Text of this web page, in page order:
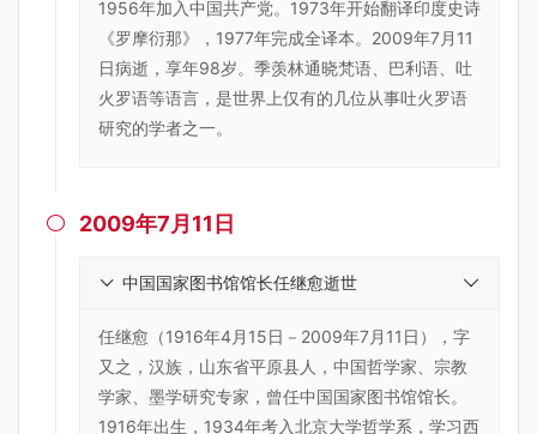
1956年加入中国共产党。1973年开始翻译印度史诗
《罗摩衍那》，1977年完成全译本。2009年7月11
日病逝，享年98岁。季羡林通晓梵语、巴利语、吐
火罗语等语言，是世界上仅有的几位从事吐火罗语
研究的学者之一。
 2009年7月11日
中国国家图书馆馆长任继愈逝世
任继愈（1916年4月15日－2009年7月11日），字
又之，汉族，山东省平原县人，中国哲学家、宗教
学家、墨学研究专家，曾任中国国家图书馆馆长。
1916年出生，1934年考入北京大学哲学系，学习西